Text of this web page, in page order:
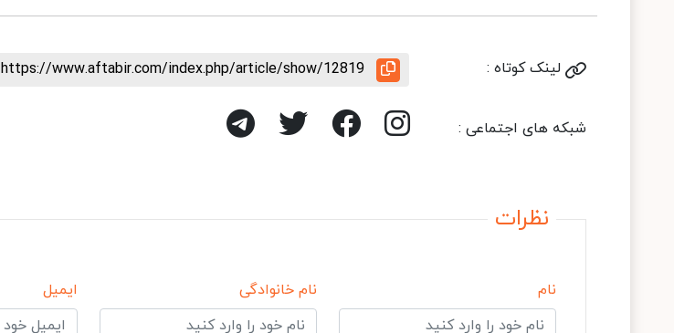
لینک کوتاه : https://www.aftabir.com/index.php/article/show/12819
شبکه های اجتماعی :
نظرات
نام نام خانوادگی ایمیل